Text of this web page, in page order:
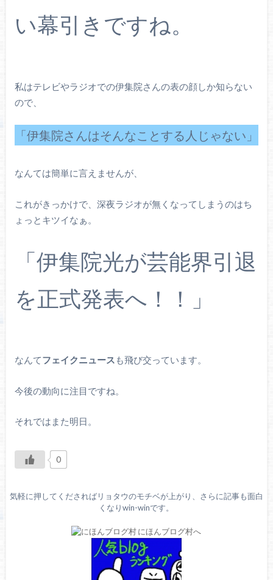
い幕引きですね。
私はテレビやラジオでの伊集院さんの表の顔しか知らない
ので、
「伊集院さんはそんなことする人じゃない」
なんては簡単に言えませんが、
これがきっかけで、深夜ラジオが無くなってしまうのはち
ょっとキツイなぁ。
「伊集院光が芸能界引退
を正式発表へ！！」
なんてフェイクニュース も飛び交っています。
今後の動向に注目ですね。
それではまた明日。
0
気軽に押してくださればリョタウのモチベが上がり、さらに記事も面白
くなりwin-winです。